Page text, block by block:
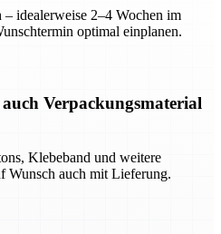
idealerweise 2–4 Wochen im
optimal einplanen.
Verpackungsmaterial
Klebeband und weitere
Wunsch auch mit Lieferung.